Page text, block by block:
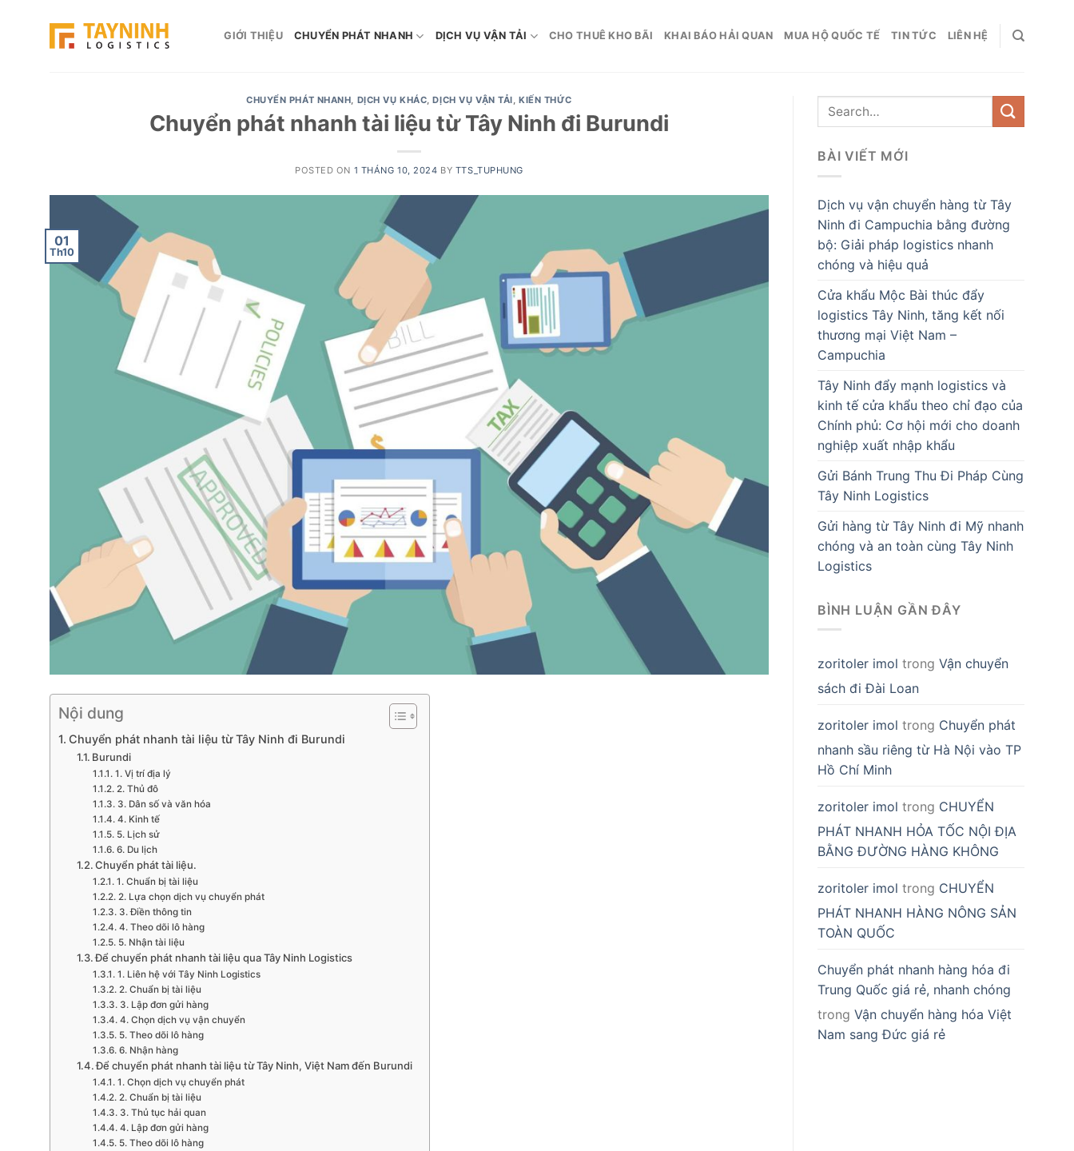
GIỚI THIỆU CHUYỂN PHÁT NHANH DỊCH VỤ VẬN TẢI CHO THUÊ KHO BÃI KHAI BÁO HẢI QUAN MUA HỘ QUỐC TẾ TIN TỨC LIÊN HỆ
CHUYỂN PHÁT NHANH, DỊCH VỤ KHÁC,DỊCH VỤ VẬN TẢI, KIẾN THỨC
Chuyển phát nhanh tài liệu từ Tây Ninh đi Burundi
POSTED ON 1 THÁNG 10, 2024 BY TTS_TUPHUNG
01
Th10
Nội dung
Chuyển phát nhanh tài liệu từ Tây Ninh đi Burundi
Burundi
1. Vị trí địa lý
2. Thủ đô
3. Dân số và văn hóa
4. Kinh tế
5. Lịch sử
6. Du lịch
Chuyển phát tài liệu.
1. Chuẩn bị tài liệu
2. Lựa chọn dịch vụ chuyển phát
3. Điền thông tin
4. Theo dõi lô hàng
5. Nhận tài liệu
Để chuyển phát nhanh tài liệu qua Tây Ninh Logistics
1. Liên hệ với Tây Ninh Logistics
2. Chuẩn bị tài liệu
3. Lập đơn gửi hàng
4. Chọn dịch vụ vận chuyển
5. Theo dõi lô hàng
6. Nhận hàng
Để chuyển phát nhanh tài liệu từ Tây Ninh, Việt Nam đến Burundi
1. Chọn dịch vụ chuyển phát
2. Chuẩn bị tài liệu
3. Thủ tục hải quan
4. Lập đơn gửi hàng
5. Theo dõi lô hàng
BÀI VIẾT MỚI
Dịch vụ vận chuyển hàng từ Tây
Ninh đi Campuchia bằng đường
bộ: Giải pháp logistics nhanh
chóng và hiệu quả
Cửa khẩu Mộc Bài thúc đẩy
logistics Tây Ninh, tăng kết nối
thương mại Việt Nam –
Campuchia
Tây Ninh đẩy mạnh logistics và
kinh tế cửa khẩu theo chỉ đạo của
Chính phủ: Cơ hội mới cho doanh
nghiệp xuất nhập khẩu
Gửi Bánh Trung Thu Đi Pháp Cùng
Tây Ninh Logistics
Gửi hàng từ Tây Ninh đi Mỹ nhanh
chóng và an toàn cùng Tây Ninh
Logistics
BÌNH LUẬN GẦN ĐÂY
zoritoler imol trong Vận chuyển
sách đi Đài Loan
zoritoler imol trong Chuyển phát
nhanh sầu riêng từ Hà Nội vào TP
Hồ Chí Minh
zoritoler imol trong CHUYỂN
PHÁT NHANH HỎA TỐC NỘI ĐỊA
BẰNG ĐƯỜNG HÀNG KHÔNG
zoritoler imol trong CHUYỂN
PHÁT NHANH HÀNG NÔNG SẢN
TOÀN QUỐC
Chuyển phát nhanh hàng hóa đi
Trung Quốc giá rẻ, nhanh chóng
trong Vận chuyển hàng hóa Việt
Nam sang Đức giá rẻ